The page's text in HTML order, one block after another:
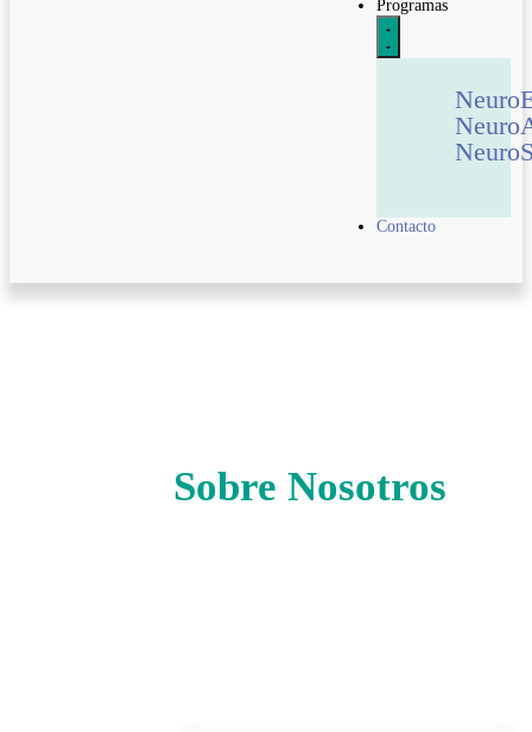
Programas
Contacto
Sobre Nosotros